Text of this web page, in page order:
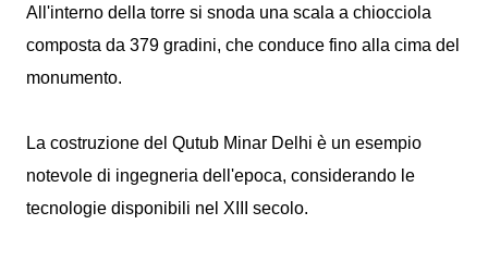
All'interno della torre si snoda una scala a chiocciola
composta da 379 gradini, che conduce fino alla cima del
monumento.
La costruzione del Qutub Minar Delhi è un esempio
notevole di ingegneria dell'epoca, considerando le
tecnologie disponibili nel XIII secolo.